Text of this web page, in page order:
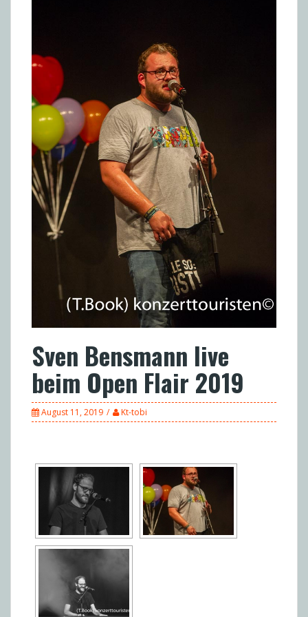
Sven Bensmann live
beim Open Flair 2019
August 11, 2019 Kt-tobi